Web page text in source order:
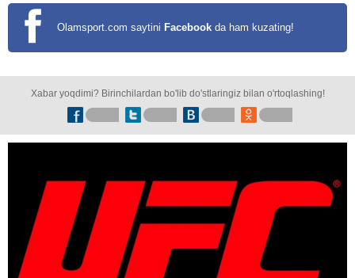
Olamsport.com saytini Facebook da ham kuzating!
Xabar yoqdimi? Birinchilardan bo'lib do'stlaringiz bilan o'rtoqlashing!